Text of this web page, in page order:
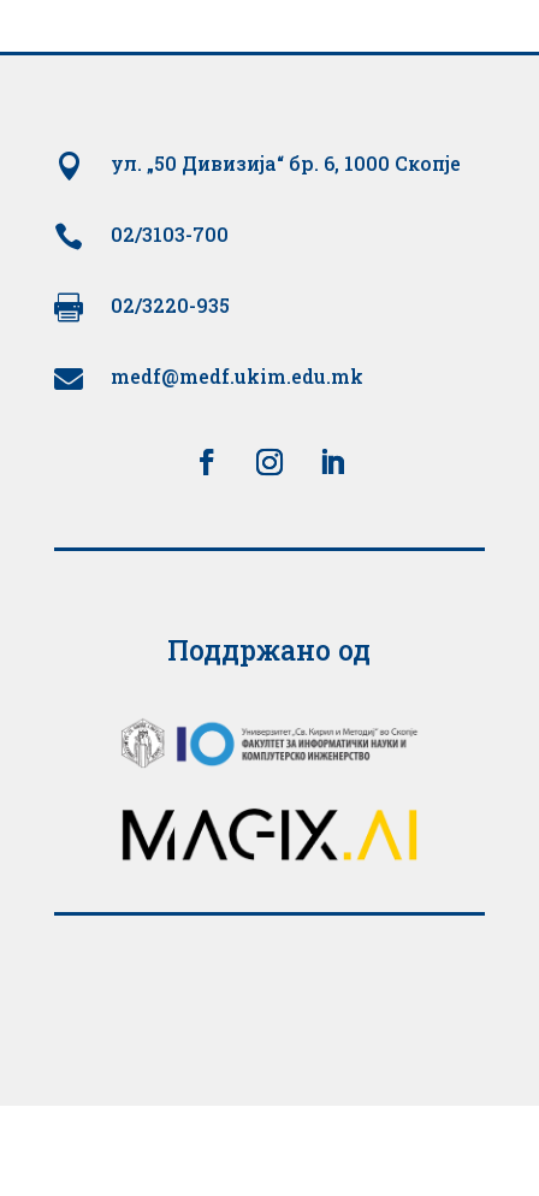
 ул. „50 Дивизија“ бр. 6, 1000 Скопје
 02/3103-700
 02/3220-935
 medf@medf.ukim.edu.mk
Поддржано од